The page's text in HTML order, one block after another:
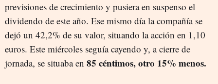
previsiones de crecimiento y pusiera en suspenso el
dividendo de este año. Ese mismo día la compañía se
dejó un 42,2% de su valor, situando la acción en 1,10
euros. Este miércoles seguía cayendo y, a cierre de
jornada, se situaba en 85 céntimos, otro 15% menos.